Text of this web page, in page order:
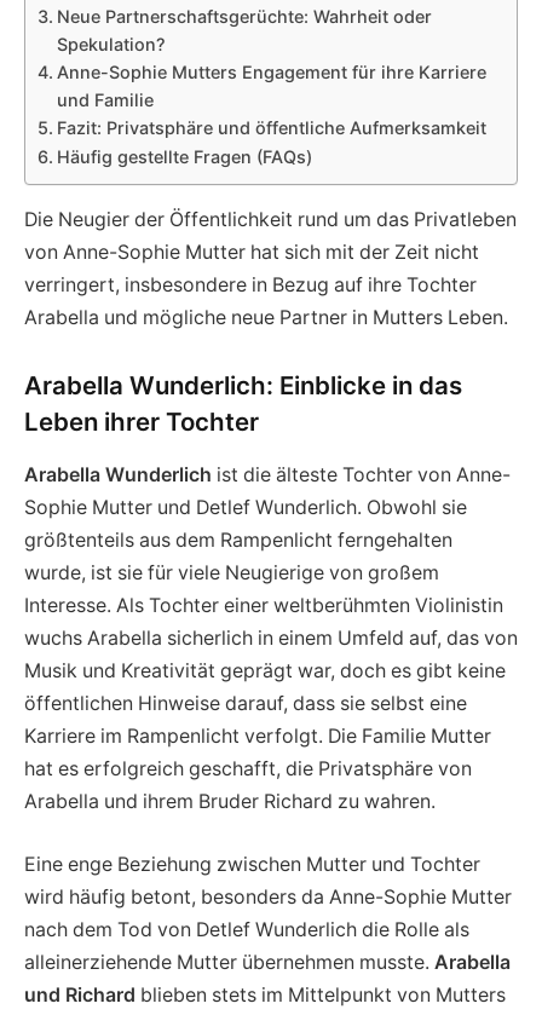
Neue Partnerschaftsgerüchte: Wahrheit oder
Spekulation?
Anne-Sophie Mutters Engagement für ihre Karriere
und Familie
Fazit: Privatsphäre und öffentliche Aufmerksamkeit
Häufig gestellte Fragen (FAQs)
Die Neugier der Öffentlichkeit rund um das Privatleben
von Anne-Sophie Mutter hat sich mit der Zeit nicht
verringert, insbesondere in Bezug auf ihre Tochter
Arabella und mögliche neue Partner in Mutters Leben.
Arabella Wunderlich: Einblicke in das
Leben ihrer Tochter
Arabella Wunderlich ist die älteste Tochter von Anne-
Sophie Mutter und Detlef Wunderlich. Obwohl sie
größtenteils aus dem Rampenlicht ferngehalten
wurde, ist sie für viele Neugierige von großem
Interesse. Als Tochter einer weltberühmten Violinistin
wuchs Arabella sicherlich in einem Umfeld auf, das von
Musik und Kreativität geprägt war, doch es gibt keine
öffentlichen Hinweise darauf, dass sie selbst eine
Karriere im Rampenlicht verfolgt. Die Familie Mutter
hat es erfolgreich geschafft, die Privatsphäre von
Arabella und ihrem Bruder Richard zu wahren.
Eine enge Beziehung zwischen Mutter und Tochter
wird häufig betont, besonders da Anne-Sophie Mutter
nach dem Tod von Detlef Wunderlich die Rolle als
alleinerziehende Mutter übernehmen musste. Arabella
und Richard blieben stets im Mittelpunkt von Mutters